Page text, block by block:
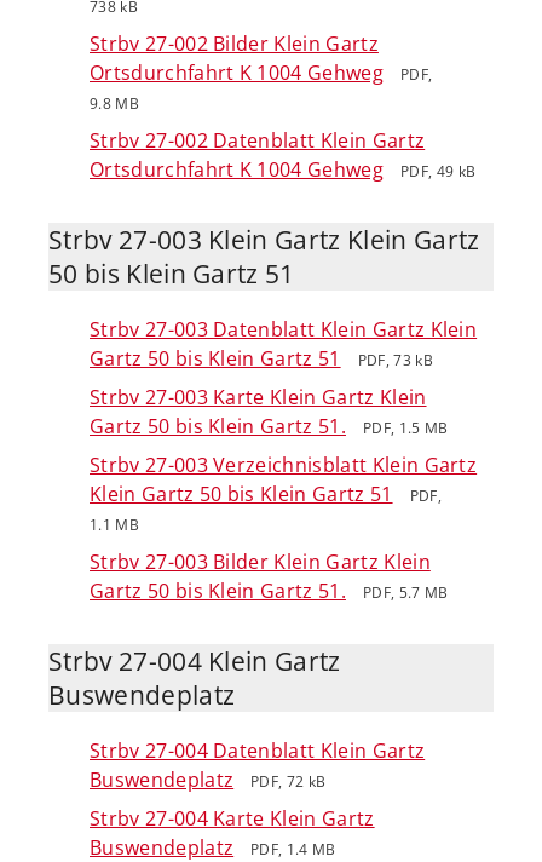
738 kB
Strbv 27-002 Bilder Klein Gartz
Ortsdurchfahrt K 1004 Gehweg
PDF,
9.8 MB
Strbv 27-002 Datenblatt Klein Gartz
Ortsdurchfahrt K 1004 Gehweg
PDF, 49 kB
Strbv 27-003 Klein Gartz Klein Gartz
50 bis Klein Gartz 51
Strbv 27-003 Datenblatt Klein Gartz Klein
Gartz 50 bis Klein Gartz 51
PDF, 73 kB
Strbv 27-003 Karte Klein Gartz Klein
Gartz 50 bis Klein Gartz 51.
PDF, 1.5 MB
Strbv 27-003 Verzeichnisblatt Klein Gartz
Klein Gartz 50 bis Klein Gartz 51
PDF,
1.1 MB
Strbv 27-003 Bilder Klein Gartz Klein
Gartz 50 bis Klein Gartz 51.
PDF, 5.7 MB
Strbv 27-004 Klein Gartz
Buswendeplatz
Strbv 27-004 Datenblatt Klein Gartz
Buswendeplatz
PDF, 72 kB
Strbv 27-004 Karte Klein Gartz
Buswendeplatz
PDF, 1.4 MB